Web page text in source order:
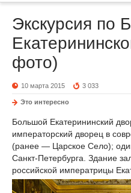
Экскурсия по
фото)
10 марта 2015 3 033
Это интересно
Большой Екатерининский
императорский дворец в
(ранее — Царское Село);
Санкт-Петербурга. Здание
российской императрицы